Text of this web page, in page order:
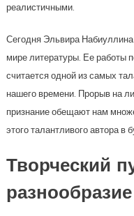
реалистичными.
Сегодня Эльвира
мире литературы. Ее работы
считается одной из самых
нашего времени. Прорыв на
признание обещают нам
этого талантливого автора в
Творческий
разнообразие